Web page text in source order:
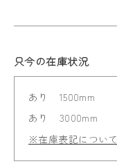
只今の在庫状況
あり
1500mm
あり
3000mm
※在庫表記について